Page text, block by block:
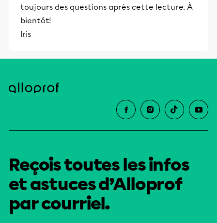
toujours des questions après cette lecture. À
bientôt!
Iris
Reçois toutes les infos
et astuces d’Alloprof
par courriel.